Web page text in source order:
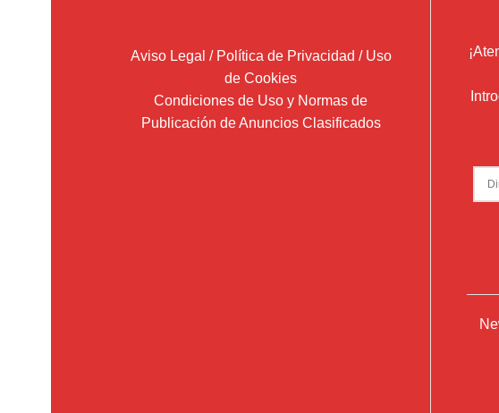
Aviso Legal / Política de Privacidad / Uso
de Cookies
Condiciones de Uso y Normas de
Publicación de Anuncios Clasificados
de